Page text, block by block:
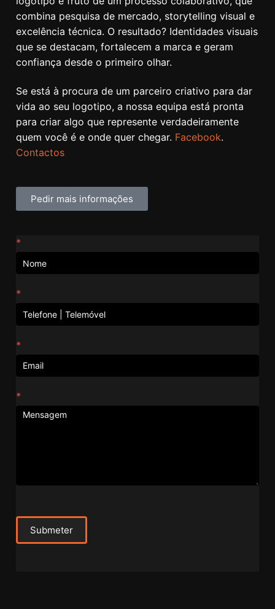
combina pesquisa de mercado, storytelling visual e
excelência técnica. O resultado? Identidades visuais
que se destacam, fortalecem a marca e geram
confiança desde o primeiro olhar.
Se está à procura de um parceiro criativo para dar
vida ao seu logotipo, a nossa equipa está pronta
para criar algo que represente verdadeiramente
quem você é e onde quer chegar. Facebook.
Contactos
Pedir mais informações
Contactos
*
*
*
*
Submeter